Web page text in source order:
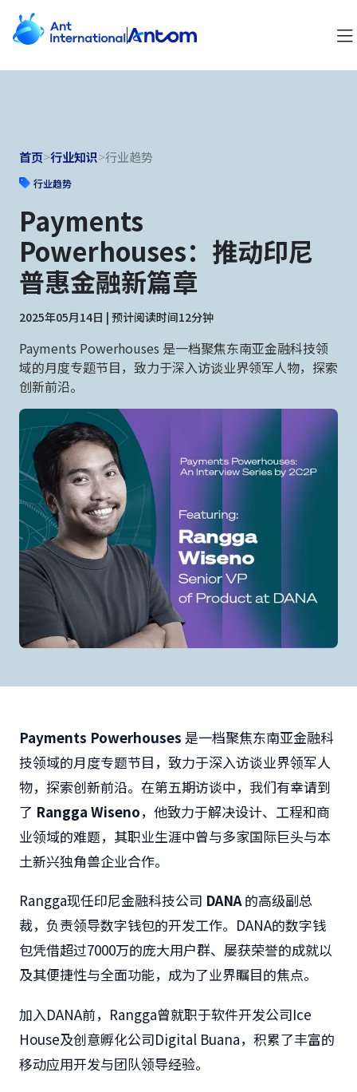
首页>行业知识>行业趋势
行业趋势
Payments
Powerhouses：推动印尼
普惠金融新篇章
2025年05月14日 | 预计阅读时间12分钟
Payments Powerhouses 是一档聚焦东南亚金融科技领
域的月度专题节目，致力于深入访谈业界领军人物，探索
创新前沿。
Payments Powerhouses 是一档聚焦东南亚金融科
技领域的月度专题节目，致力于深入访谈业界领军人
物，探索创新前沿。在第五期访谈中，我们有幸请到
了 Rangga Wiseno，他致力于解决设计、工程和商
业领域的难题，其职业生涯中曾与多家国际巨头与本
土新兴独角兽企业合作。
Rangga现任印尼金融科技公司 DANA的高级副总
裁，负责领导数字钱包的开发工作。DANA的数字钱
包凭借超过7000万的庞大用户群、屡获荣誉的成就以
及其便捷性与全面功能，成为了业界瞩目的焦点。
加入DANA前，Rangga曾就职于软件开发公司Ice
House及创意孵化公司Digital Buana，积累了丰富的
移动应用开发与团队领导经验。